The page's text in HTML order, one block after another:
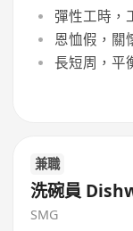
彈性工時，
恩恤假，關
長短周，平
兼職
洗碗員
SMG